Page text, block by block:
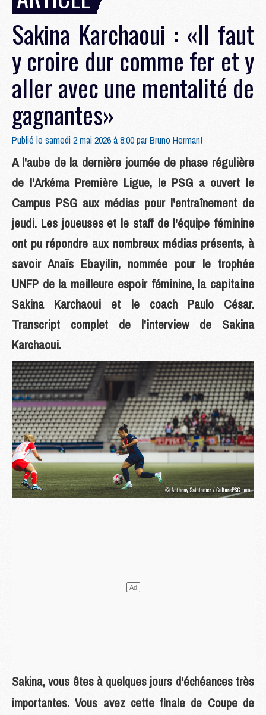
Sakina Karchaoui : «Il faut
y croire dur comme fer et y
aller avec une mentalité de
gagnantes»
Publié le samedi 2 mai 2026 à 8:00 parBruno Hermant
A l'aube de la dernière journée de phase régulière
de l'Arkéma Première Ligue, le PSG a ouvert le
Campus PSG aux médias pour l'entraînement de
jeudi. Les joueuses et le staff de l'équipe féminine
ont pu répondre aux nombreux médias présents, à
savoir Anaïs Ebayilin, nommée pour le trophée
UNFP de la meilleure espoir féminine, la capitaine
Sakina Karchaoui et le coach Paulo César.
Transcript complet de l'interview de Sakina
Karchaoui.
Sakina, vous êtes à quelques jours d'échéances très
importantes. Vous avez cette finale de Coupe de